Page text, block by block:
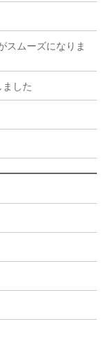
スムーズになりま
した